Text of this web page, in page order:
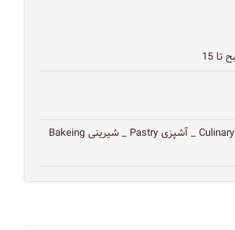
: Culinary _ آشپزی Pastry _ شیرینی Bakeing